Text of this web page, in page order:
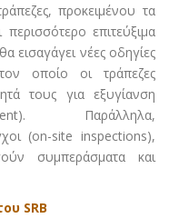
προκειμένου τα
επιτεύξιμα
εισαγάγει νέες οδηγίες
οποίο οι τράπεζες
τους για εξυγίανση
Παράλληλα,
(on-site inspections),
συμπεράσματα και
SRB